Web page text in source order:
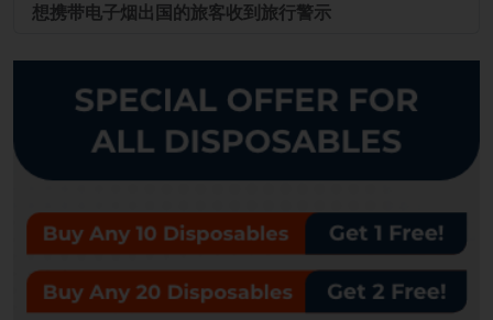
想携带电子烟出国的旅客收到旅行警示